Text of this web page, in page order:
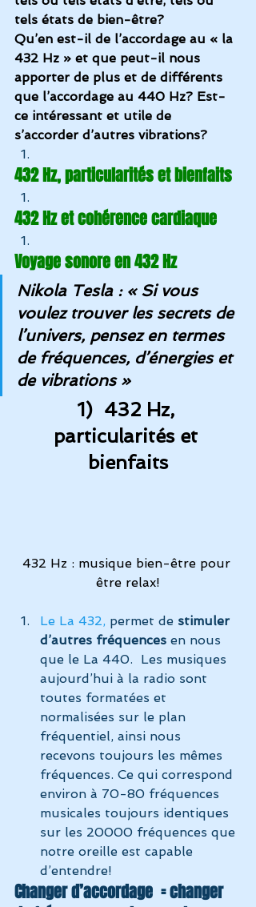
tels états de bien-être?
Qu’en est-il de l’accordage au « la
432 Hz » et que peut-il nous
apporter de plus et de différents
que l’accordage au 440 Hz? Est-
ce intéressant et utile de
s’accorder d’autres vibrations?
432 Hz, particularités et bienfaits
432 Hz et cohérence cardiaque
Voyage sonore en 432 Hz
Nikola Tesla : « Si vous
voulez trouver les secrets de
l’univers, pensez en termes
de fréquences, d’énergies et
de vibrations »
1)  432 Hz,
particularités et
bienfaits
432 Hz : musique bien-être pour
être relax!
Le La 432, permet de stimuler
d’autres fréquences en nous
que le La 440.  Les musiques
aujourd’hui à la radio sont
toutes formatées et
normalisées sur le plan
fréquentiel, ainsi nous
recevons toujours les mêmes
fréquences. Ce qui correspond
environ à 70-80 fréquences
musicales toujours identiques
sur les 20000 fréquences que
notre oreille est capable
d’entendre!
Changer d’accordage  = changer